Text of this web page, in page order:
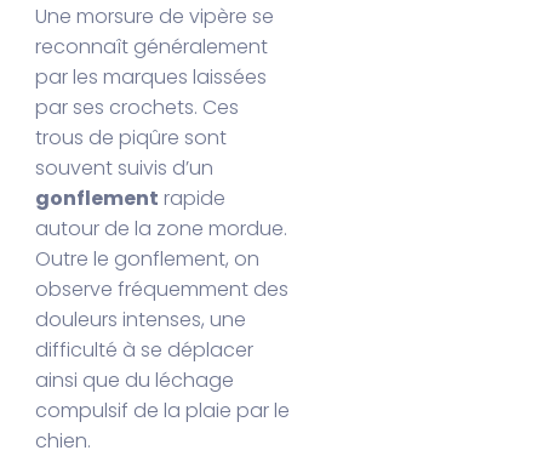
Une morsure de vipère se
reconnaît généralement
par les marques laissées
par ses crochets. Ces
trous de piqûre sont
souvent suivis d’un
gonflement rapide
autour de la zone mordue.
Outre le gonflement, on
observe fréquemment des
douleurs intenses, une
difficulté à se déplacer
ainsi que du léchage
compulsif de la plaie par le
chien.